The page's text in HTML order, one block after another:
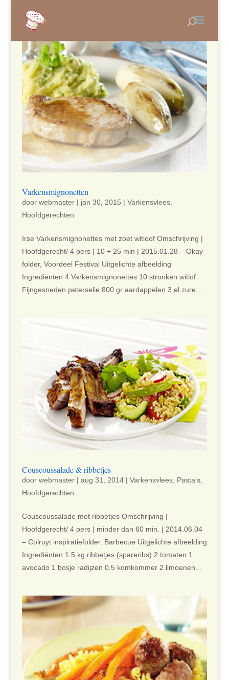
Varkensmignonetten
door webmaster| jan 30, 2015 | Varkensvlees,
Hoofdgerechten
Irse Varkensmignonettes met zoet witloof Omschrijving |
Hoofdgerecht/ 4 pers | 10 + 25 min | 2015.01.28 – Okay
folder, Voordeel Festival Uitgelichte afbeelding
Ingrediënten 4 Varkensmignonettes 10 stronken witlof
Fijngesneden peterselie 800 gr aardappelen 3 el zure...
Couscoussalade & ribbetjes
door webmaster| aug 31, 2014| Varkensvlees, Pasta's,
Hoofdgerechten
Couscoussalade met ribbetjes Omschrijving |
Hoofdgerecht/ 4 pers | minder dan 60 min. | 2014.06.04
– Colruyt inspiratiefolder. Barbecue Uitgelichte afbeelding
Ingrediënten 1.5 kg ribbetjes (spareribs) 2 tomaten 1
avocado 1 bosje radijzen 0.5 komkommer 2 limoenen...